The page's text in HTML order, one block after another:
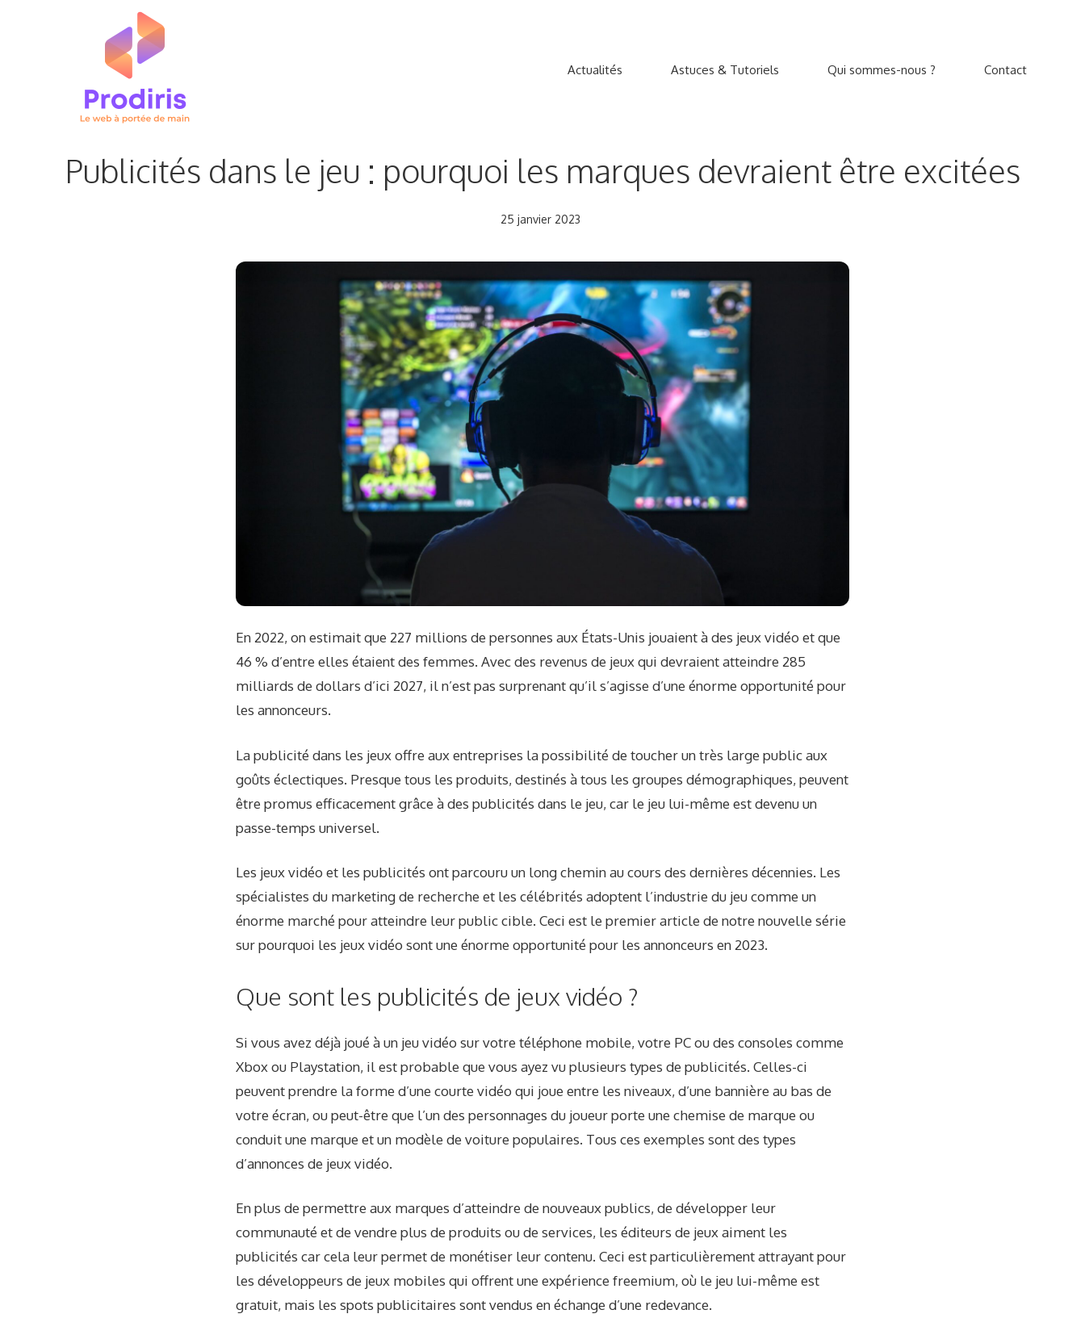
Actualités Astuces & Tutoriels Qui sommes-nous ? Contact
Publicités dans le jeu : pourquoi les marques devraient être excitées
25 janvier 2023
En 2022, on estimait que 227 millions de personnes aux États-Unis jouaient à des jeux vidéo et que
46 % d’entre elles étaient des femmes. Avec des revenus de jeux qui devraient atteindre 285
milliards de dollars d’ici 2027, il n’est pas surprenant qu’il s’agisse d’une énorme opportunité pour
les annonceurs.
La publicité dans les jeux offre aux entreprises la possibilité de toucher un très large public aux
goûts éclectiques. Presque tous les produits, destinés à tous les groupes démographiques, peuvent
être promus efficacement grâce à des publicités dans le jeu, car le jeu lui-même est devenu un
passe-temps universel.
Les jeux vidéo et les publicités ont parcouru un long chemin au cours des dernières décennies. Les
spécialistes du marketing de recherche et les célébrités adoptent l’industrie du jeu comme un
énorme marché pour atteindre leur public cible. Ceci est le premier article de notre nouvelle série
sur pourquoi les jeux vidéo sont une énorme opportunité pour les annonceurs en 2023.
Que sont les publicités de jeux vidéo ?
Si vous avez déjà joué à un jeu vidéo sur votre téléphone mobile, votre PC ou des consoles comme
Xbox ou Playstation, il est probable que vous ayez vu plusieurs types de publicités. Celles-ci
peuvent prendre la forme d’une courte vidéo qui joue entre les niveaux, d’une bannière au bas de
votre écran, ou peut-être que l’un des personnages du joueur porte une chemise de marque ou
conduit une marque et un modèle de voiture populaires. Tous ces exemples sont des types
d’annonces de jeux vidéo.
En plus de permettre aux marques d’atteindre de nouveaux publics, de développer leur
communauté et de vendre plus de produits ou de services, les éditeurs de jeux aiment les
publicités car cela leur permet de monétiser leur contenu. Ceci est particulièrement attrayant pour
les développeurs de jeux mobiles qui offrent une expérience freemium, où le jeu lui-même est
gratuit, mais les spots publicitaires sont vendus en échange d’une redevance.